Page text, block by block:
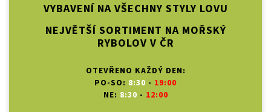
VYBAVENÍ NA VŠECHNY STYLY LOVU
NEJVĚTŠÍ SORTIMENT NA MOŘSKÝ
RYBOLOV V ČR
OTEVŘENO KAŽDÝ DEN:
PO-SO: 8:30 - 19:00
NE: 8:30 - 12:00